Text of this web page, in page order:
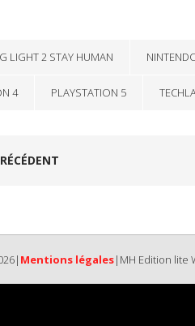
LIGHT 2 STAY HUMAN
4 PLAYSTATION 5
Mentions légales|MH Edition lite